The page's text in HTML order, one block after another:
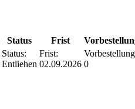
Status Frist
Status:
Entliehen
Frist:
02.09.2026 0